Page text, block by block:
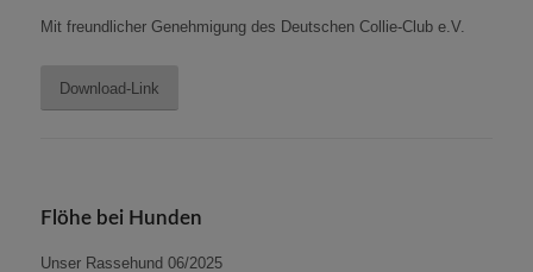
Mit freundlicher Genehmigung des Deutschen Collie-Club e.V.
Download-Link
Flöhe bei Hunden
Unser Rassehund 06/2025